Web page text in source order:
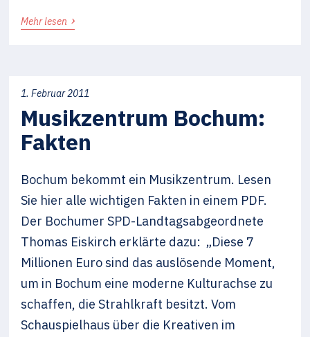
Mehr lesen ›
1. Februar 2011
Musikzentrum Bochum:
Fakten
Bochum bekommt ein Musikzentrum. Lesen
Sie hier alle wichtigen Fakten in einem PDF.
Der Bochumer SPD-Landtagsabgeordnete
Thomas Eiskirch erklärte dazu: „Diese 7
Millionen Euro sind das auslösende Moment,
um in Bochum eine moderne Kulturachse zu
schaffen, die Strahlkraft besitzt. Vom
Schauspielhaus über die Kreativen im